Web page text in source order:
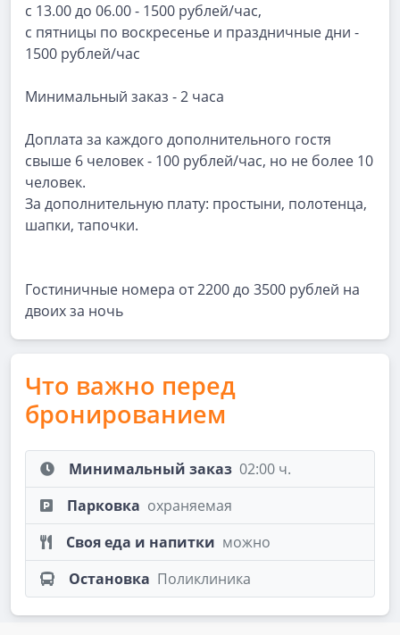
с 13.00 до 06.00 - 1500 рублей/час,
с пятницы по воскресенье и праздничные дни -
1500 рублей/час
Минимальный заказ - 2 часа
Доплата за каждого дополнительного гостя
свыше 6 человек - 100 рублей/час, но не более 10
человек.
За дополнительную плату: простыни, полотенца,
шапки, тапочки.
Гостиничные номера от 2200 до 3500 рублей на
двоих за ночь
Что важно перед
бронированием
Минимальный заказ 02:00 ч.
Парковка охраняемая
Своя еда и напитки можно
Остановка Поликлиника